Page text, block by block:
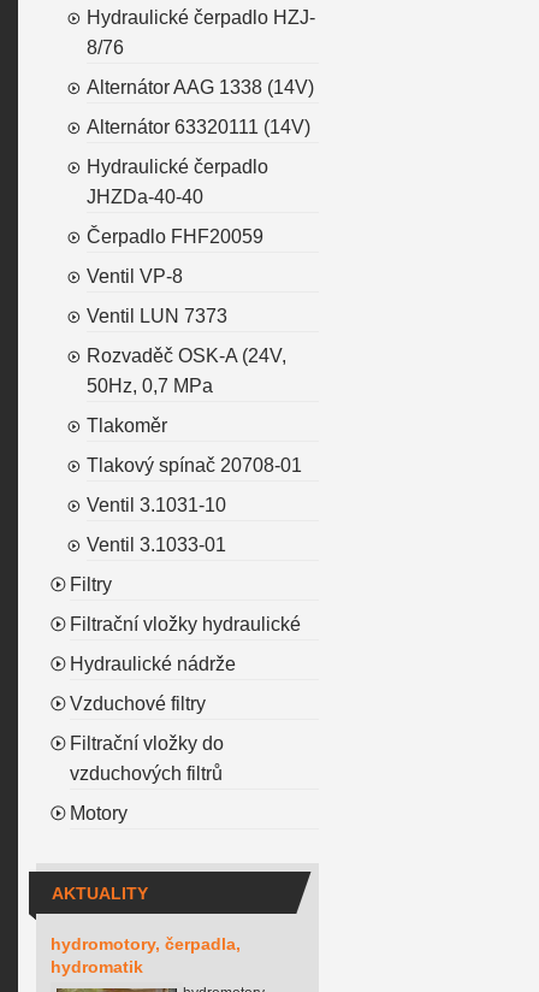
Hydraulické čerpadlo HZJ-
8/76
Alternátor AAG 1338 (14V)
Alternátor 63320111 (14V)
Hydraulické čerpadlo
JHZDa-40-40
Čerpadlo FHF20059
Ventil VP-8
Ventil LUN 7373
Rozvaděč OSK-A (24V,
50Hz, 0,7 MPa
Tlakoměr
Tlakový spínač 20708-01
Ventil 3.1031-10
Ventil 3.1033-01
Filtry
Filtrační vložky hydraulické
Hydraulické nádrže
Vzduchové filtry
Filtrační vložky do
vzduchových filtrů
Motory
AKTUALITY
hydromotory, čerpadla,
hydromatik